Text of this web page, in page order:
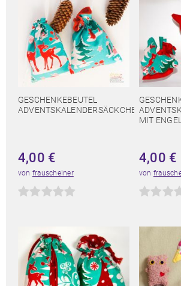
GESCHENKEBEUTEL
ADVENTSKALENDERSÄCKCHEN
4,00 €
von frauscheiner
MIT
4,00 €
von